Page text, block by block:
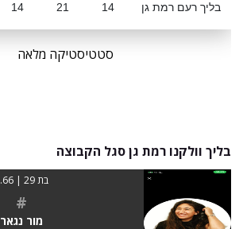
בליך רעם רמת גן 14
21
14
סטטיסטיקה מלאה
בליך וולקנו רמת גן סגל הקבוצה
בת 29 | 1.66
#
מור נגאר